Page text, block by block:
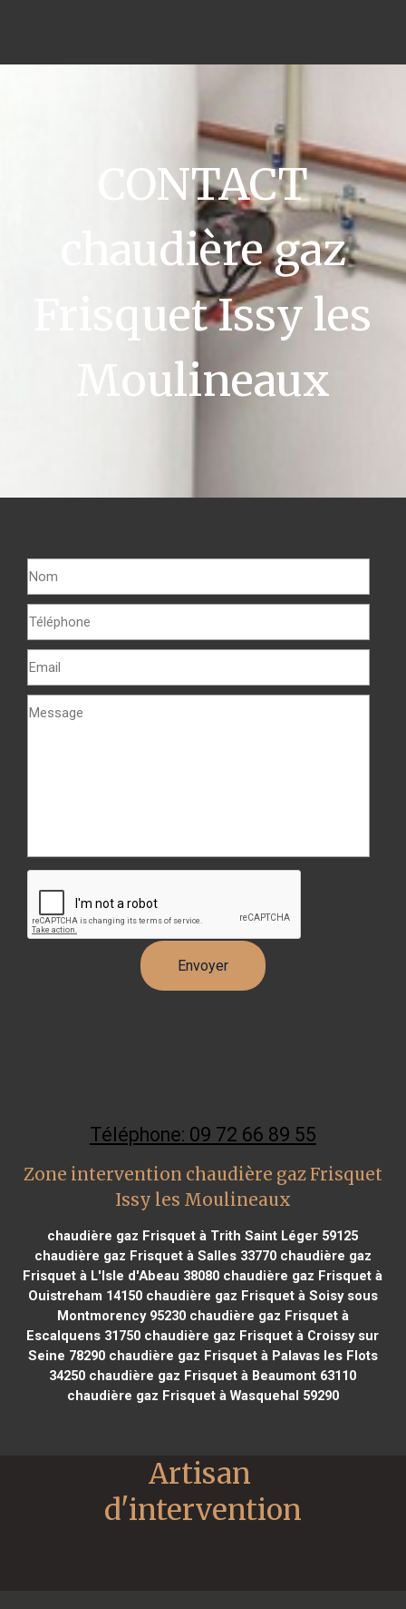
CONTACT
chaudière gaz
Frisquet Issy les
Moulineaux
Téléphone: 09 72 66 89 55
Zone intervention chaudière gaz Frisquet
Issy les Moulineaux
chaudière gaz Frisquet à Trith Saint Léger 59125
chaudière gaz Frisquet à Salles 33770chaudière gaz
Frisquet à L'Isle d'Abeau 38080 chaudière gaz Frisquet à
Ouistreham 14150chaudière gaz Frisquet à Soisy sous
Montmorency 95230chaudière gaz Frisquet à
Escalquens 31750 chaudière gaz Frisquet à Croissy sur
Seine 78290chaudière gaz Frisquet à Palavas les Flots
34250 chaudière gaz Frisquet à Beaumont 63110
chaudière gaz Frisquet à Wasquehal 59290
Artisan
d'intervention